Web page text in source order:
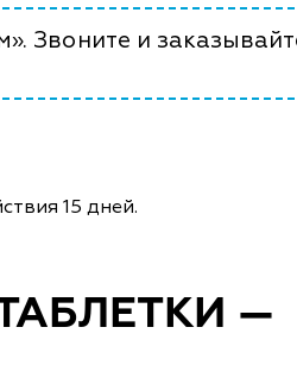
Звоните и
15 дней.
—